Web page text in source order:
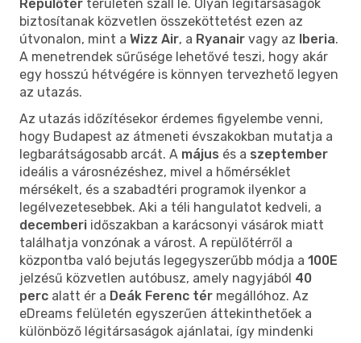
Repülőtér területén száll le. Olyan légitársaságok
biztosítanak közvetlen összeköttetést ezen az
útvonalon, mint a Wizz Air, a Ryanair vagy az Iberia.
A menetrendek sűrűsége lehetővé teszi, hogy akár
egy hosszú hétvégére is könnyen tervezhető legyen
az utazás.
Az utazás időzítésekor érdemes figyelembe venni,
hogy Budapest az átmeneti évszakokban mutatja a
legbarátságosabb arcát. A május és a szeptember
ideális a városnézéshez, mivel a hőmérséklet
mérsékelt, és a szabadtéri programok ilyenkor a
legélvezetesebbek. Aki a téli hangulatot kedveli, a
decemberi időszakban a karácsonyi vásárok miatt
találhatja vonzónak a várost. A repülőtérről a
központba való bejutás legegyszerűbb módja a 100E
jelzésű közvetlen autóbusz, amely nagyjából 40
perc alatt ér a Deák Ferenc tér megállóhoz. Az
eDreams felületén egyszerűen áttekinthetőek a
különböző légitársaságok ajánlatai, így mindenki